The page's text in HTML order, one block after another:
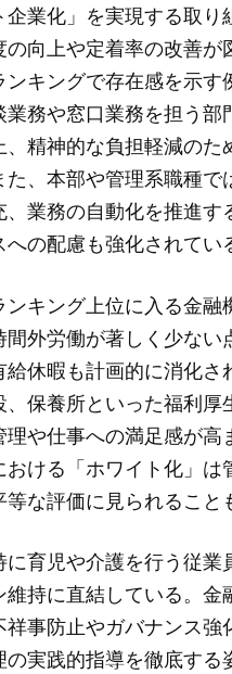
企業化」を実現する取
の向上や定着率の改善
ンキングで存在感を示
業務や窓口業務を担う部
、精神的な負担軽減の
た、本部や管理系職種
、業務の自動化を推進
への配慮も強化されてい
ンキング上位に入る金
間外労働が著しく少ない
給休暇も計画的に消化
、保養所といった福利
理や仕事への満足感が
おける「ホワイト化」
等な評価に見られること
に育児や介護を行う従業
維持に直結している。金
祥事防止やガバナンス強
の実践的指導を徹底する